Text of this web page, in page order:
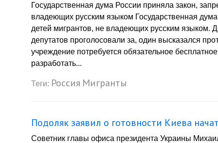
Государственная дума России приняла закон,
владеющих русским языком Государственная
детей мигрантов, не владеющих русским языком.
депутатов проголосовали за, один высказался
учреждение потребуется обязательное
разработать...
Теги: Россия Мигранты
Подоляк заявил о готовности Киева
Советник главы офиса президента Украины